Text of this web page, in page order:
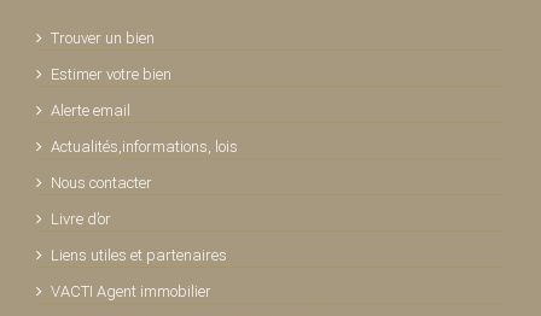
Trouver un bien
Estimer votre bien
Alerte email
Actualités,informations, lois
Nous contacter
Livre d’or
Liens utiles et partenaires
VACTI Agent immobilier